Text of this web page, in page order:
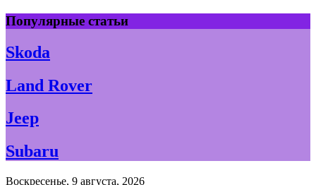
Skip
to
content
Популярные статьи
Skoda
Land Rover
Jeep
Subaru
Воскресенье, 9 августа, 2026